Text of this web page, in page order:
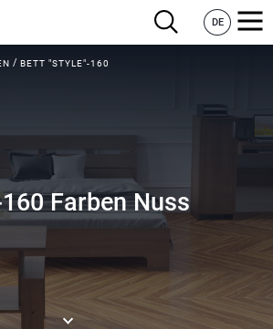
DE
BETT "STYLE"-160
Farben Nuss